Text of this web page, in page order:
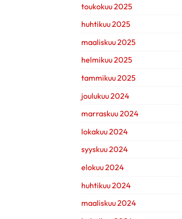
toukokuu 2025
huhtikuu 2025
maaliskuu 2025
helmikuu 2025
tammikuu 2025
joulukuu 2024
marraskuu 2024
lokakuu 2024
syyskuu 2024
elokuu 2024
huhtikuu 2024
maaliskuu 2024